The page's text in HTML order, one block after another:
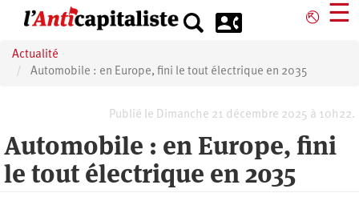
principal
⎋ ☰
Actualité
Automobile : en Europe, fini le tout électrique en 2035
Publié le Dimanche 21 décembre 2025 à 10h22.
Automobile : en Europe, fini
le tout électrique en 2035